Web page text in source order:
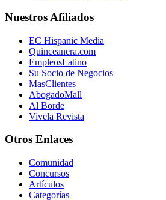
Nuestros Afiliados
EC Hispanic Media
Quinceanera.com
EmpleosLatino
Su Socio de Negocios
MasClientes
AbogadoMall
Al Borde
Vivela Revista
Otros Enlaces
Comunidad
Concursos
Artículos
Categorías